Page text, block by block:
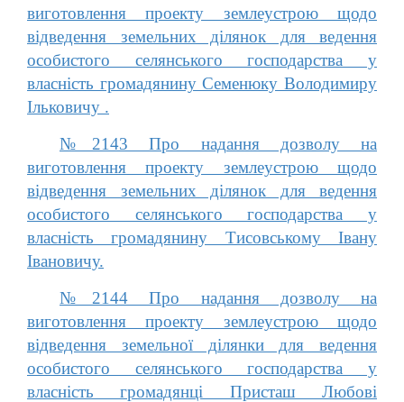
виготовлення проекту землеустрою щодо
відведення земельних ділянок для ведення
особистого селянського господарства у
власність громадянину Семенюку Володимиру
Ільковичу .
№2143 Про надання дозволу на
виготовлення проекту землеустрою щодо
відведення земельних ділянок для ведення
особистого селянського господарства у
власність громадянину Тисовському Івану
Івановичу.
№2144 Про надання дозволу на
виготовлення проекту землеустрою щодо
відведення земельної ділянки для ведення
особистого селянського господарства у
власність громадянці Присташ Любові